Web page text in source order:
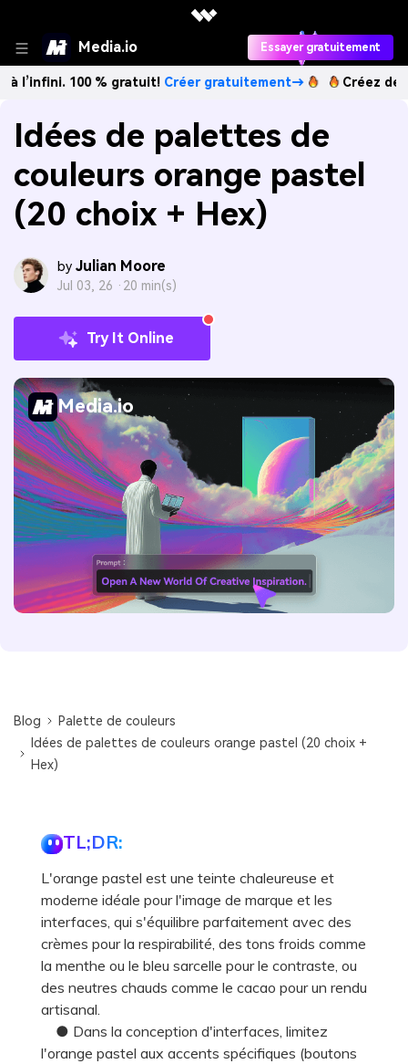
Media.io Essayer gratuitement
100 % gratuit!Créer gratuitement→ Créez des images
Idées de palettes de
couleurs orange pastel
(20 choix + Hex)
by Julian Moore
Jul 03, 26 · 20 min(s)
Try It Online
Media.io
Blog
Palette de couleurs
Idées de palettes de couleurs orange pastel (20 choix +
Hex)
TL;DR:
L'orange pastel est une teinte chaleureuse et
moderne idéale pour l'image de marque et les
interfaces, qui s'équilibre parfaitement avec des
crèmes pour la respirabilité, des tons froids comme
la menthe ou le bleu sarcelle pour le contraste, ou
des neutres chauds comme le cacao pour un rendu
artisanal.
● Dans la conception d'interfaces, limitez
l'orange pastel aux accents spécifiques (boutons